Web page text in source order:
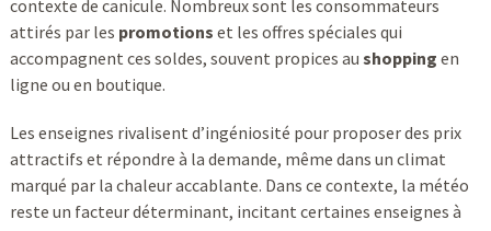
contexte de canicule. Nombreux sont les consommateurs
attirés par les promotions et les offres spéciales qui
accompagnent ces soldes, souvent propices au shopping en
ligne ou en boutique.
Les enseignes rivalisent d’ingéniosité pour proposer des prix
attractifs et répondre à la demande, même dans un climat
marqué par la chaleur accablante. Dans ce contexte, la météo
reste un facteur déterminant, incitant certaines enseignes à